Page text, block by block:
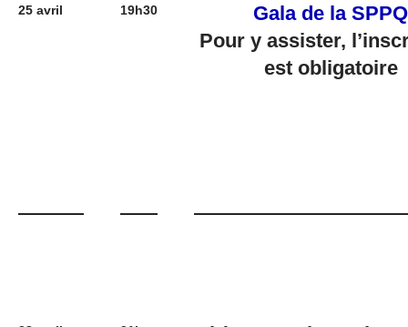
25 avril 19h30
Gala de la SPPQ
Pour y assister,
est obligatoire